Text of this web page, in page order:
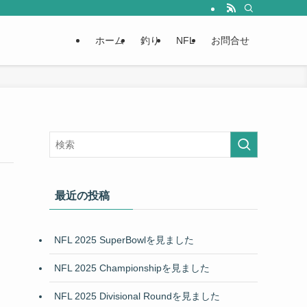
ホーム 釣り NFL お問合せ
最近の投稿
NFL 2025 SuperBowlを見ました
NFL 2025 Championshipを見ました
NFL 2025 Divisional Roundを見ました